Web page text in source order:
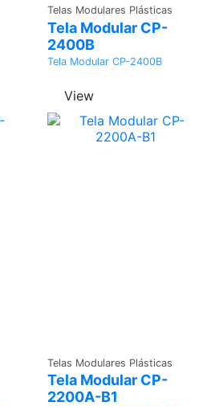
Telas Modulares Plásticas
Tela Modular CP-
2400B
Tela Modular CP-2400B
View
Telas Modulares Plásticas
Tela Modular CP-
2200A-B1